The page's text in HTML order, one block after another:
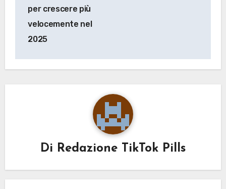
per crescere più
velocemente nel
2025
Di Redazione TikTok Pills